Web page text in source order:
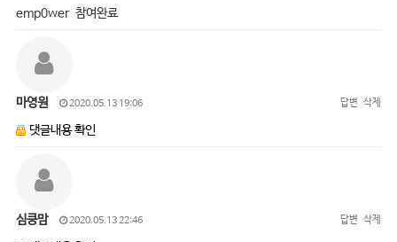
emp0wer 참여완료
마영원 2020.05.13 19:06 답변 삭제
댓글내용 확인
심쿵맘 2020.05.13 22:46 답변 삭제